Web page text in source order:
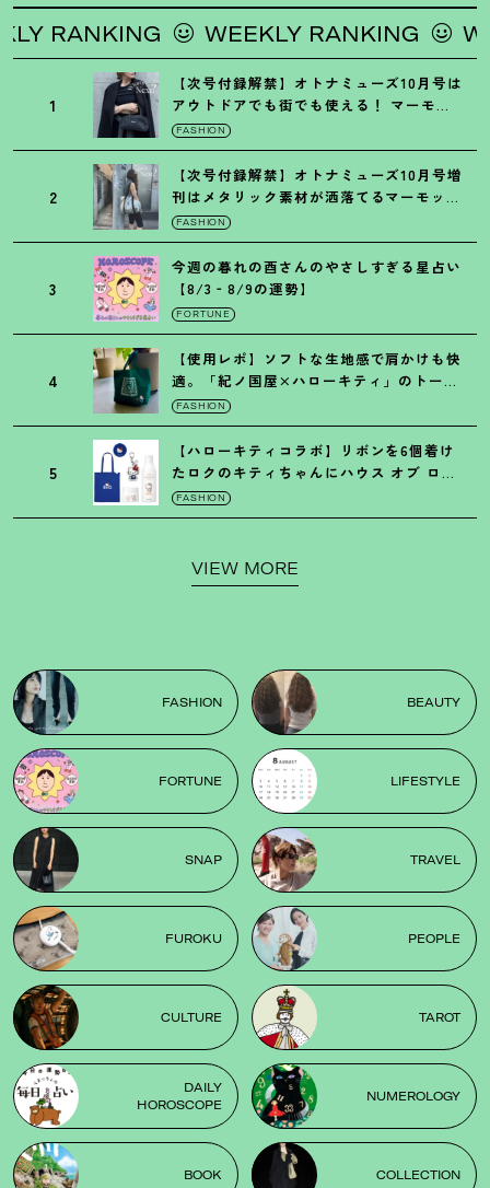
RANKING WEEKLY RANKING
1
【次号付録解禁】オトナミューズ10月号は
アウトドアでも街でも使える ！ マーモッ
トの黒ショルダー
FASHION
2
【次号付録解禁】オトナミューズ10月号増
刊はメタリック素材が洒落てるマーモット
の保冷バッグ
FASHION
3
今週の暮れの酉さんのやさしすぎる星占い
【8/3‐8/9の運勢】
FORTUNE
4
【使用レポ】ソフトな生地感で肩かけも快
適。「紀ノ国屋×ハローキティ」のトート
がガシガシ使えて最高です
FASHION
5
【ハローキティコラボ】リボンを6個着け
たロクのキティちゃんにハウス オブ ロー
ゼの限定パケも
FASHION
VIEW MORE
FASHION BEAUTY
FORTUNE LIFESTYLE
SNAP TRAVEL
FUROKU PEOPLE
CULTURE TAROT
DAILY
HOROSCOPE
NUMEROLOGY
BOOK COLLECTION